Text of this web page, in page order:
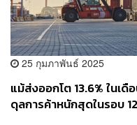
25 กุมภาพันธ์ 2025
แม้ส่งออกโต 13.6% ในเ
ดุลการค้าหนักสุดในรอบ